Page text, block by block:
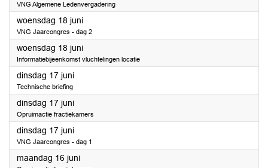
VNG Algemene Ledenvergadering
woensdag 18 juni2025
VNG Jaarcongres - dag 2
woensdag 18 juni2025
Informatiebijeenkomst vluchtelingen locatie
dinsdag 17 juni2025
Technische briefing
dinsdag 17 juni2025
Opruimactie fractiekamers
dinsdag 17 juni2025
VNG Jaarcongres - dag 1
maandag 16 juni2025